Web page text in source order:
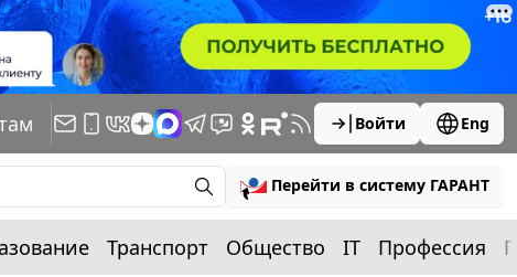
Войти Eng
Перейти в систему ГАРАНТ
Транспорт Общество IT Профессия